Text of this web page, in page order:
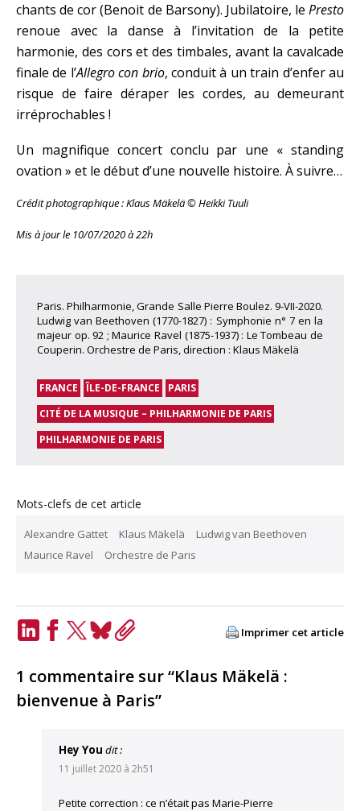
chants de cor (Benoit de Barsony). Jubilatoire, le Presto
renoue avec la danse à l’invitation de la petite
harmonie, des cors et des timbales, avant la cavalcade
finale de l’Allegro con brio, conduit à un train d’enfer au
risque de faire déraper les cordes, au demeurant
irréprochables !
Un magnifique concert conclu par une « standing
ovation » et le début d’une nouvelle histoire. À suivre…
Crédit photographique : Klaus Mäkelä © Heikki Tuuli
Mis à jour le 10/07/2020 à 22h
Paris. Philharmonie, Grande Salle Pierre Boulez. 9-VII-2020.
Ludwig van Beethoven (1770-1827) : Symphonie n° 7 en la
majeur op. 92 ; Maurice Ravel (1875-1937) : Le Tombeau de
Couperin. Orchestre de Paris, direction : Klaus Mäkelä
FRANCE ÎLE-DE-FRANCE
PARIS
CITÉ DE LA MUSIQUE – PHILHARMONIE DE PARIS
PHILHARMONIE DE PARIS
Mots-clefs de cet article
Alexandre Gattet Klaus Mäkelä
Ludwig van Beethoven
Maurice Ravel
Orchestre de Paris
Link
Imprimer cet article
1 commentaire sur “Klaus Mäkelä :
bienvenue à Paris”
Hey You dit :
11 juillet 2020 à 2h51
Petite correction : ce n’était pas Marie-Pierre